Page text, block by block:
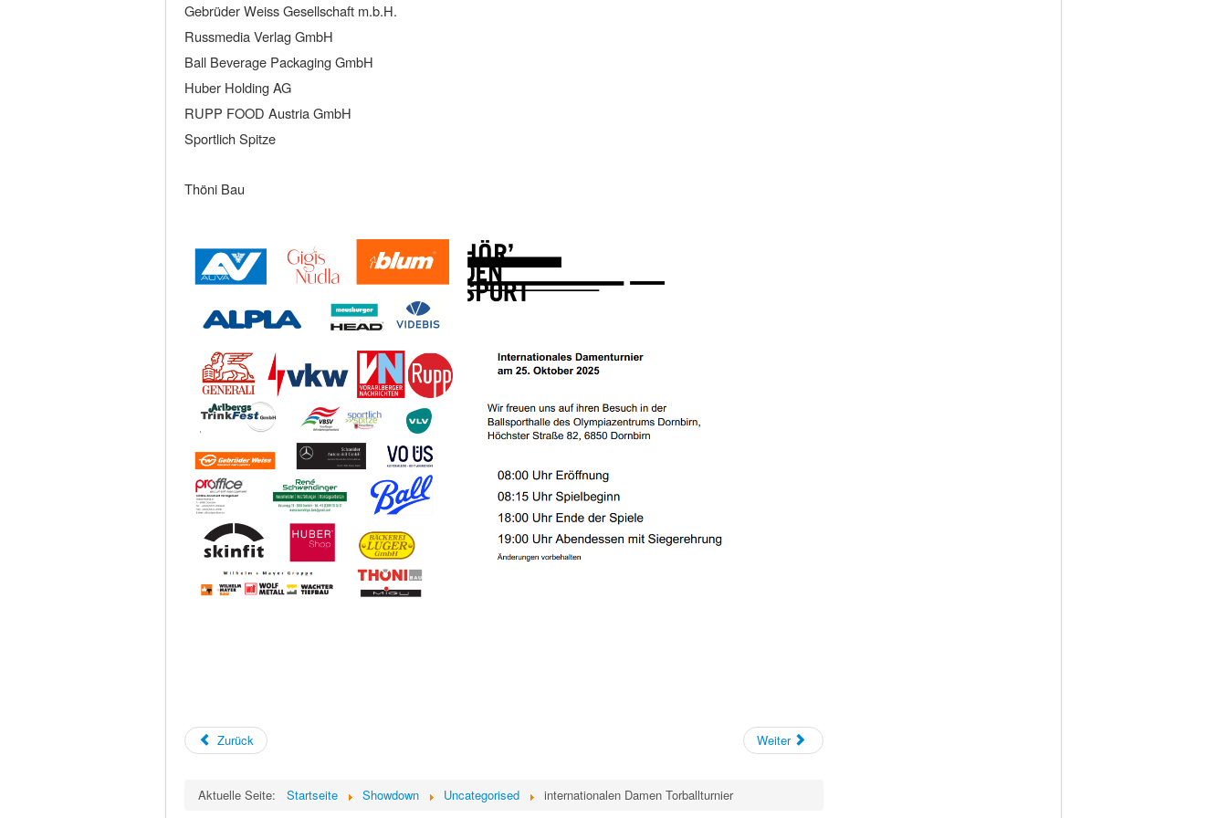
Gebrüder Weiss Gesellschaft m.b.H.
Russmedia Verlag GmbH
Ball Beverage Packaging GmbH
Huber Holding AG
RUPP FOOD Austria GmbH
Sportlich Spitze
Thöni Bau
Zurück Weiter
Aktuelle Seite: Startseite Showdown Uncategorised internationalen Damen Torballturnier